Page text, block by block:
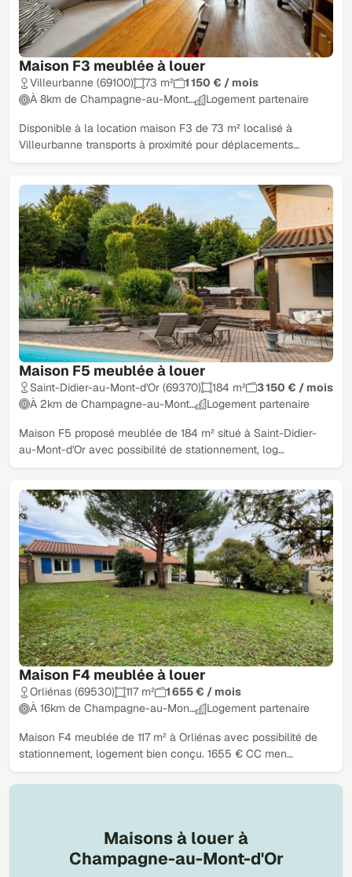
Maison F3 meublée à louer
Villeurbanne (69100) 73 m²
1 150 € / mois
À 8km de Champagne-au-Mont…
Logement partenaire
Disponible à la location maison F3 de 73 m² localisé à
Villeurbanne transports à proximité pour déplacements…
Maison F5 meublée à louer
Saint-Didier-au-Mont-d'Or (69370) 184 m²
3 150 € / mois
À 2km de Champagne-au-Mont…
Logement partenaire
Maison F5 proposé meublée de 184 m² situé à Saint-Didier-
au-Mont-d'Or avec possibilité de stationnement, log…
Maison F4 meublée à louer
Orliénas (69530) 117 m²
1 655 € / mois
À 16km de Champagne-au-Mon…
Logement partenaire
Maison F4 meublée de 117 m² à Orliénas avec possibilité de
stationnement, logement bien conçu. 1655 € CC men…
Maisons à louer à
Champagne-au-Mont-d'Or